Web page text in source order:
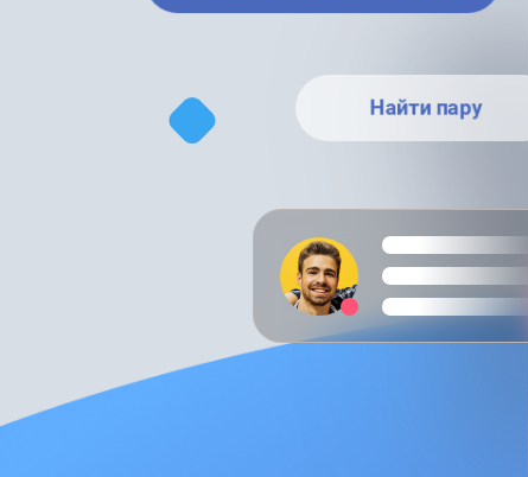
Найти пару